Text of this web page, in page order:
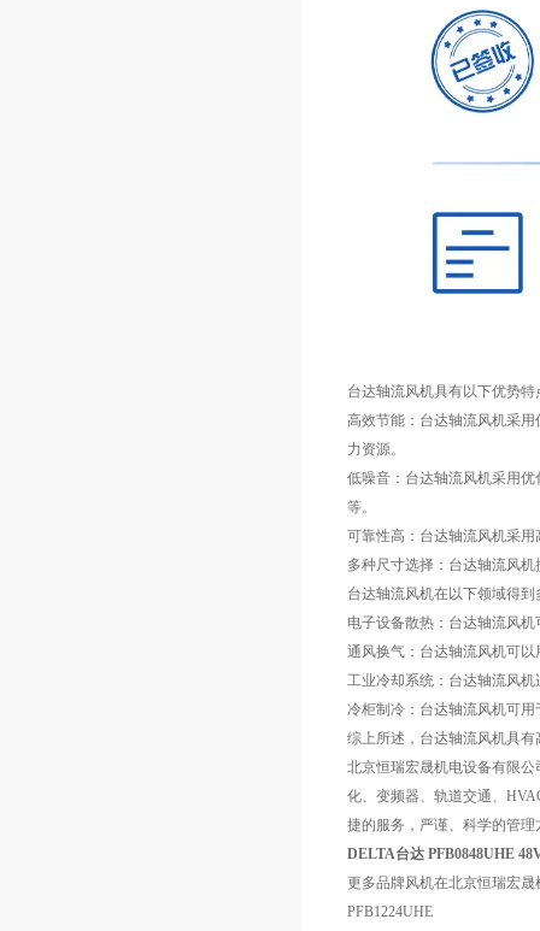
台达轴流风机具有以下优势特
高效节能：台达轴流风机采
力资源。
低噪音：台达轴流风机采用
等。
可靠性高：台达轴流风机采
多种尺寸选择：台达轴流风
台达轴流风机在以下领域得到
电子设备散热：台达轴流风
通风换气：台达轴流风机可
工业冷却系统：台达轴流风
冷柜制冷：台达轴流风机可
综上所述，台达轴流风机具
北京恒瑞宏晟机电设备有限
化、变频器、轨道交通、
捷的服务，严谨、科学的管
DELTA台达 PFB0848UHE
更多品牌风机在北京恒瑞宏
PFB1224UHE